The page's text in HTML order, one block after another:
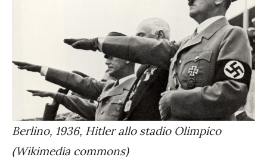
Berlino, 1936, Hitler allo stadio Olimpico
(Wikimedia commons)